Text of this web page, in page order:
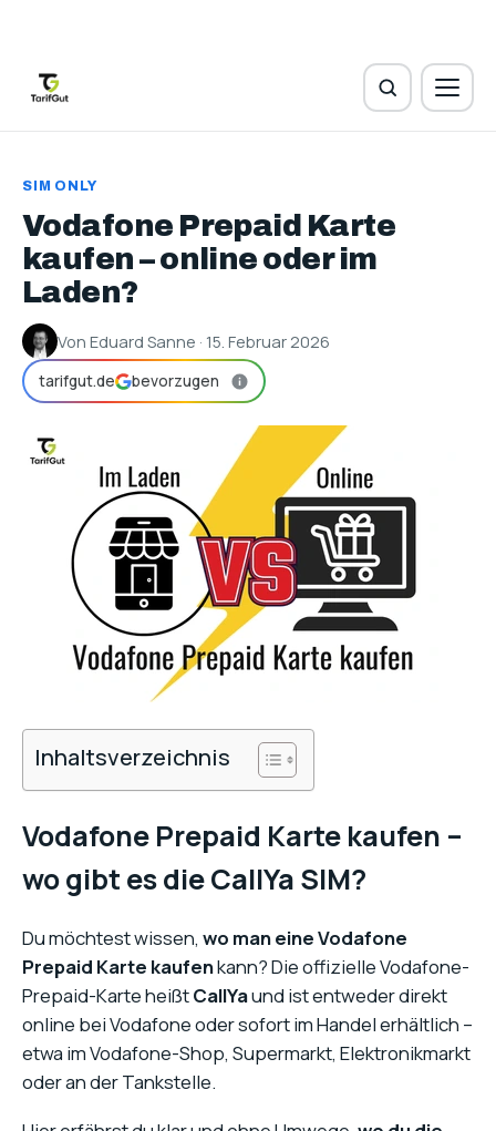
SIM ONLY
Vodafone Prepaid Karte
kaufen – online oder im
Laden?
Von Eduard Sanne · 15. Februar 2026
tarifgut.de bevorzugen
Inhaltsverzeichnis
Vodafone Prepaid Karte kaufen –
wo gibt es die CallYa SIM?
Du möchtest wissen, wo man eine Vodafone
Prepaid Karte kaufenkann? Die offizielle Vodafone-
Prepaid-Karte heißtCallYaund ist entweder direkt
online bei Vodafone oder sofort im Handel erhältlich –
etwa im Vodafone-Shop, Supermarkt, Elektronikmarkt
oder an der Tankstelle.